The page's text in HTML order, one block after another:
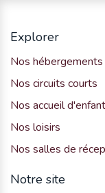
Explorer
Nos hébergements
Nos circuits courts
Nos accueil
Nos loisirs
Nos salles de
Notre site